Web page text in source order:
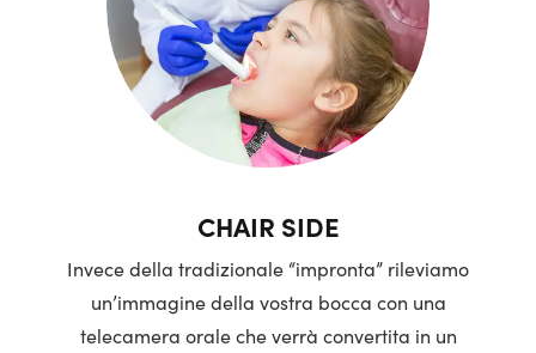
CHAIR SIDE
Invece della tradizionale “impronta” rileviamo
un’immagine della vostra bocca con una
telecamera orale che verrà convertita in un